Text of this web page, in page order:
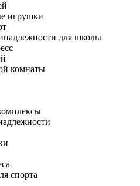
игрушки
для школы
комнаты
спорта